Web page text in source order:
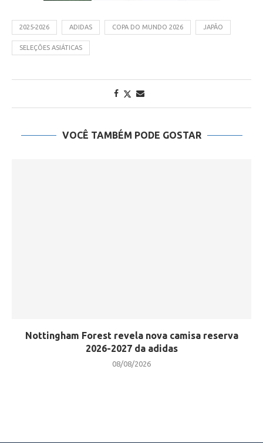
2025-2026 ADIDAS COPA DO MUNDO 2026 JAPÃO
SELEÇÕES ASIÁTICAS
VOCÊ TAMBÉM PODE GOSTAR
Nottingham Forest revela nova camisa reserva
2026-2027 da adidas
08/08/2026